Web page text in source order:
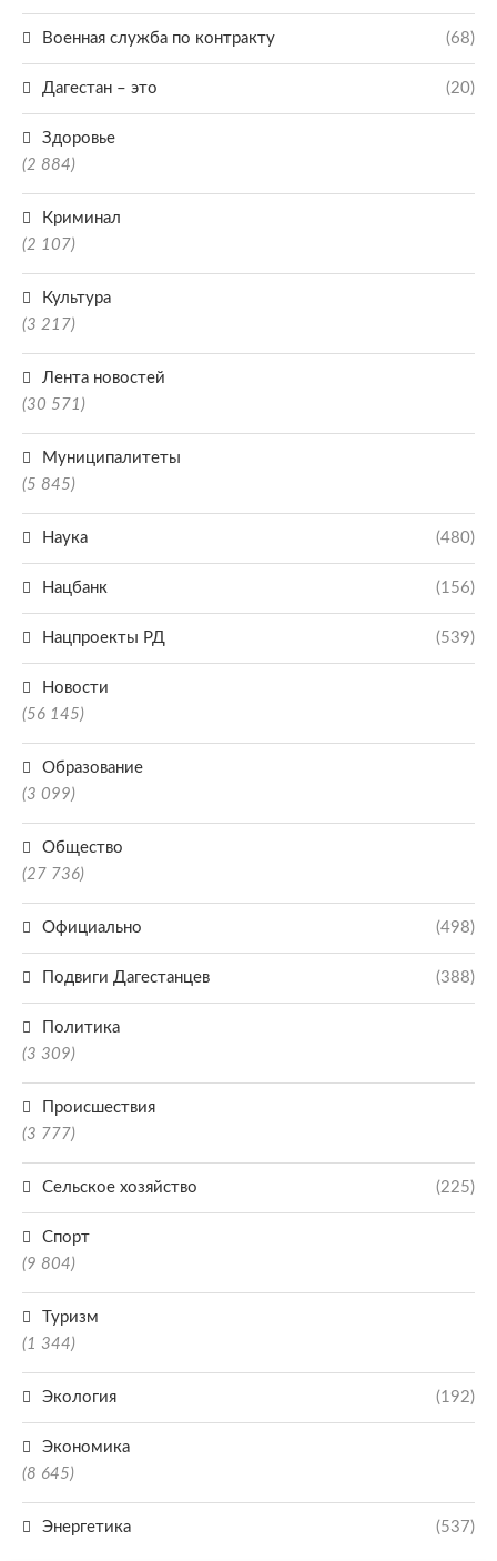
Военная служба по контракту (68)
Дагестан – это (20)
Здоровье
(2 884)
Криминал
(2 107)
Культура
(3 217)
Лента новостей
(30 571)
Муниципалитеты
(5 845)
Наука (480)
Нацбанк (156)
Нацпроекты РД (539)
Новости
(56 145)
Образование
(3 099)
Общество
(27 736)
Официально (498)
Подвиги Дагестанцев (388)
Политика
(3 309)
Происшествия
(3 777)
Сельское хозяйство (225)
Спорт
(9 804)
Туризм
(1 344)
Экология (192)
Экономика
(8 645)
Энергетика (537)